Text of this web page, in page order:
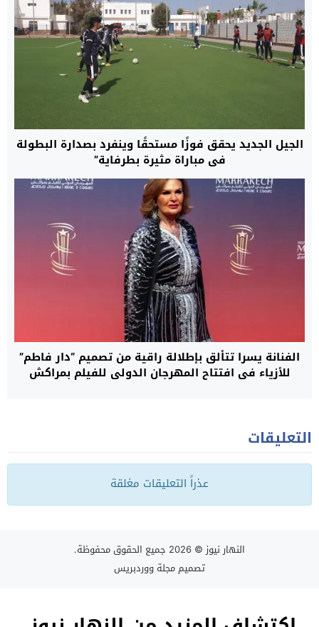
الجيل الجديد يحقق فوزًا مستحقًا وينفرد بصدارة البطولة
في مباراة مثيرة بطرفاية”
الفنانة يسرا تتألق بإطلالة راقية من تصميم “دار فاطم”
للأزياء في افتتاح المهرجان الدولي للفيلم بمراكش
التعليقات
عذراً التعليقات مغلقة
النهار نيوز © 2026 جميع الحقوق محفوظة.
تصميممجلة ووردبريس